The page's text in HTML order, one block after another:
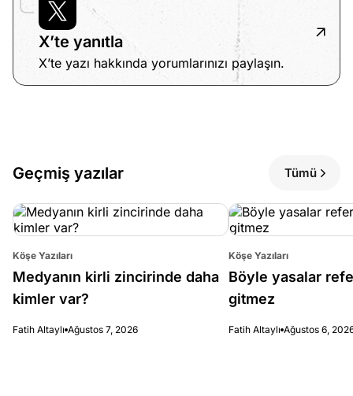
X’te yanıtla
X’te yazı hakkında yorumlarınızı paylaşın.
Geçmiş yazılar Tümü
Köşe Yazıları
Medyanın kirli zincirinde daha
kimler var?
Fatih Altaylı Ağustos 7, 2026
Köşe Yazıları
Böyle yasalar
gitmez
Fatih Altaylı Ağustos 6,